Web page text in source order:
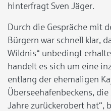
hinterfragt Sven Jäger.
Durch die Gespräche mit
Bürgern war schnell klar,
Wildnis“ unbedingt
handelt es sich um eine
entlang der ehemaligen
Überseehafenbeckens,
Jahre zurückerobert hat“,